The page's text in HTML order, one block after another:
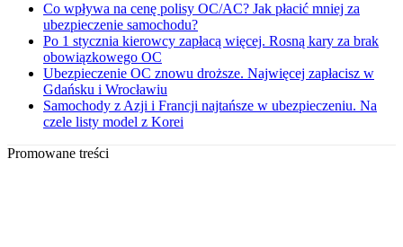
Co wpływa na cenę polisy OC/AC? Jak płacić mniej za
ubezpieczenie samochodu?
Po 1 stycznia kierowcy zapłacą więcej. Rosną kary za brak
obowiązkowego OC
Ubezpieczenie OC znowu droższe. Najwięcej zapłacisz w
Gdańsku i Wrocławiu
Samochody z Azji i Francji najtańsze w ubezpieczeniu. Na
czele listy model z Korei
Promowane treści